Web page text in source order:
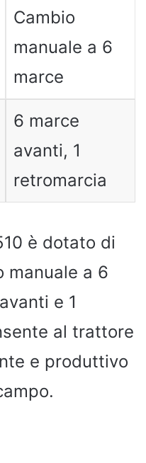
Cambio
manuale a 6
marce
6 marce
avanti, 1
retromarcia
è dotato di
manuale a 6
e 1
al trattore
e produttivo